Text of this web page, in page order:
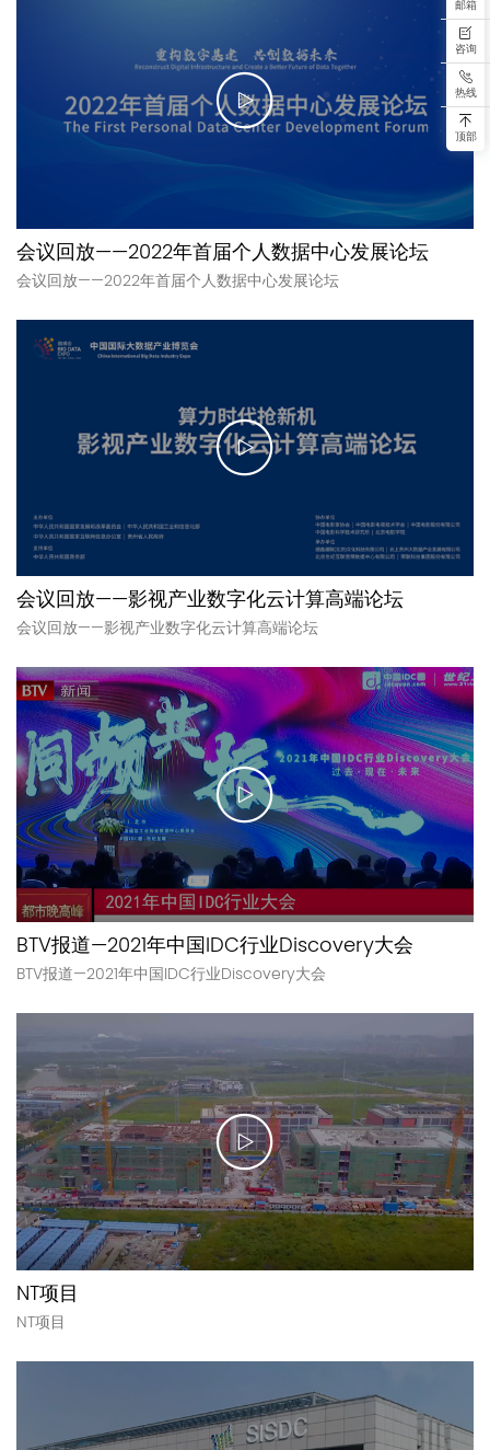
会议回放——2022年首届个人数据中心发展论坛
会议回放——2022年首届个人数据中心发展论坛
会议回放——影视产业数字化云计算高端论坛
会议回放——影视产业数字化云计算高端论坛
BTV报道—2021年中国IDC行业Discovery大会
BTV报道—2021年中国IDC行业Discovery大会
NT项目
NT项目
邮箱
咨询
热线
顶部